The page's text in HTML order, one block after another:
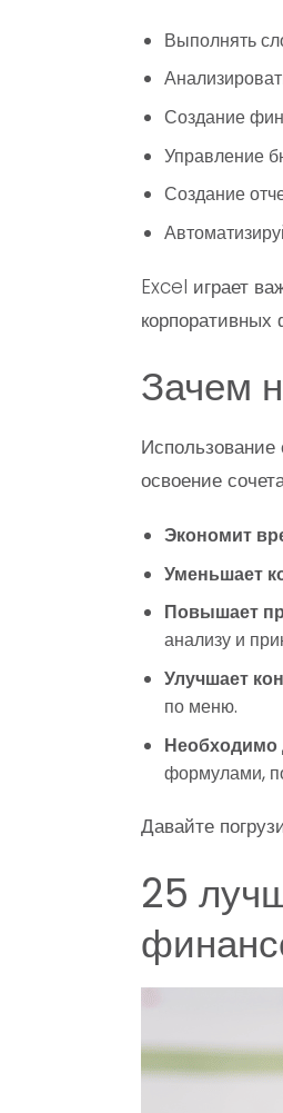
Выполнять
Создание
Управление
Создание
Excel играет
корпоративных
Зачем
освоение
Экономит
Уменьшает
Повышает
анализу и
Улучшает
по меню.
Необходимо
формулами,
Давайте
25